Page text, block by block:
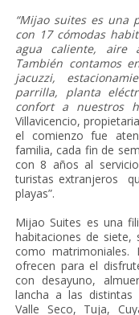
“Mijao suites es una
con 17 cómodas
agua caliente, aire
También contamos
jacuzzi,
parrilla, planta
confort a nuestros
Villavicencio,
el comienzo fue
familia, cada fin de
con 8 años al
turistas extranjeros
playas”.
Mijao Suites es una
habitaciones de siete,
como matrimoniales.
ofrecen para el
con desayuno,
lancha a las distintas
Valle Seco, Tuja,